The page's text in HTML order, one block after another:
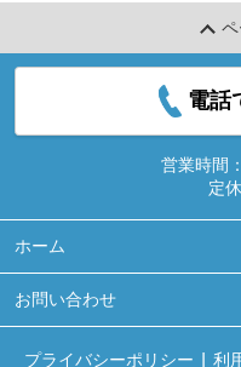
電話
営業時間：
定
ホーム
お問い合わせ
プライバシーポリシー 利